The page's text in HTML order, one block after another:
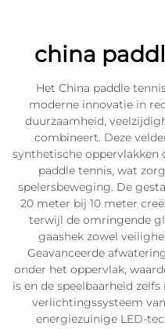
china
Het China paddle
moderne innovatie in
duurzaamheid,
combineert. Deze
synthetische oppervlakken
paddle tennis, wat
spelersbeweging. De
20 meter bij 10 meter
terwijl de omringende
gaashek zowel
Geavanceerde
onder het oppervlak,
is en de speelbaarheid
verlichtingssysteem
energiezuinige LED-